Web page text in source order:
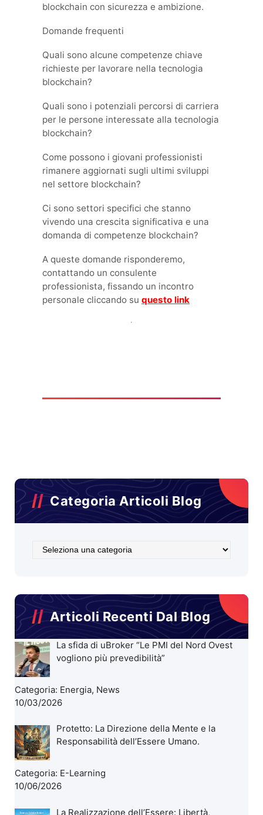
blockchain con sicurezza e ambizione.
Domande frequenti
Quali sono alcune competenze chiave
richieste per lavorare nella tecnologia
blockchain?
Quali sono i potenziali percorsi di carriera
per le persone interessate alla tecnologia
blockchain?
Come possono i giovani professionisti
rimanere aggiornati sugli ultimi sviluppi
nel settore blockchain?
Ci sono settori specifici che stanno
vivendo una crescita significativa e una
domanda di competenze blockchain?
A queste domande risponderemo,
contattando un consulente
professionista, fissando un incontro
personale cliccando su questo link
Categoria Articoli Blog
Categoria
Articoli Recenti Dal Blog
La sfida di uBroker “Le PMI del Nord Ovest
vogliono più prevedibilità”
Categoria: Energia, News
10/03/2026
Protetto: La Direzione della Mente e la
Responsabilità dell’Essere Umano.
Categoria: E-Learning
10/06/2026
La Realizzazione dell’Essere: Libertà,